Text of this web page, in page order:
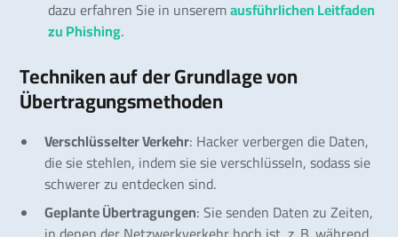
dazu erfahren Sie in unseremausführlichen Leitfaden
zu Phishing.
Techniken auf der Grundlage von
Übertragungsmethoden
Verschlüsselter Verkehr: Hacker verbergen die Daten,
die sie stehlen, indem sie sie verschlüsseln, sodass sie
schwerer zu entdecken sind.
Geplante Übertragungen: Sie senden Daten zu Zeiten,
in denen der Netzwerkverkehr hoch ist, z. B. während